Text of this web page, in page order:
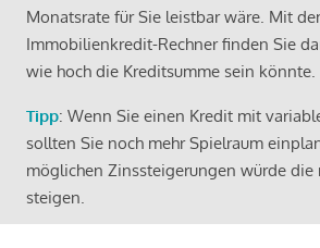
Monatsrate für Sie leistbar wäre. Mit
Immobilienkredit-Rechner finden Sie
wie hoch die Kreditsumme sein könnte.
Tipp: Wenn Sie einen Kredit mit
sollten Sie noch mehr Spielraum
möglichen Zinssteigerungen würde die
steigen.